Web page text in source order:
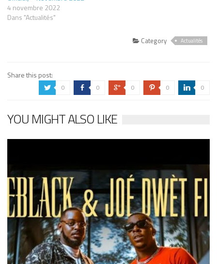
4 novembre 2022
Dans "Actualités"
Category Actualités
Share this post:
a 0 b 0 c 0 d 0 j 0
YOU MIGHT ALSO LIKE